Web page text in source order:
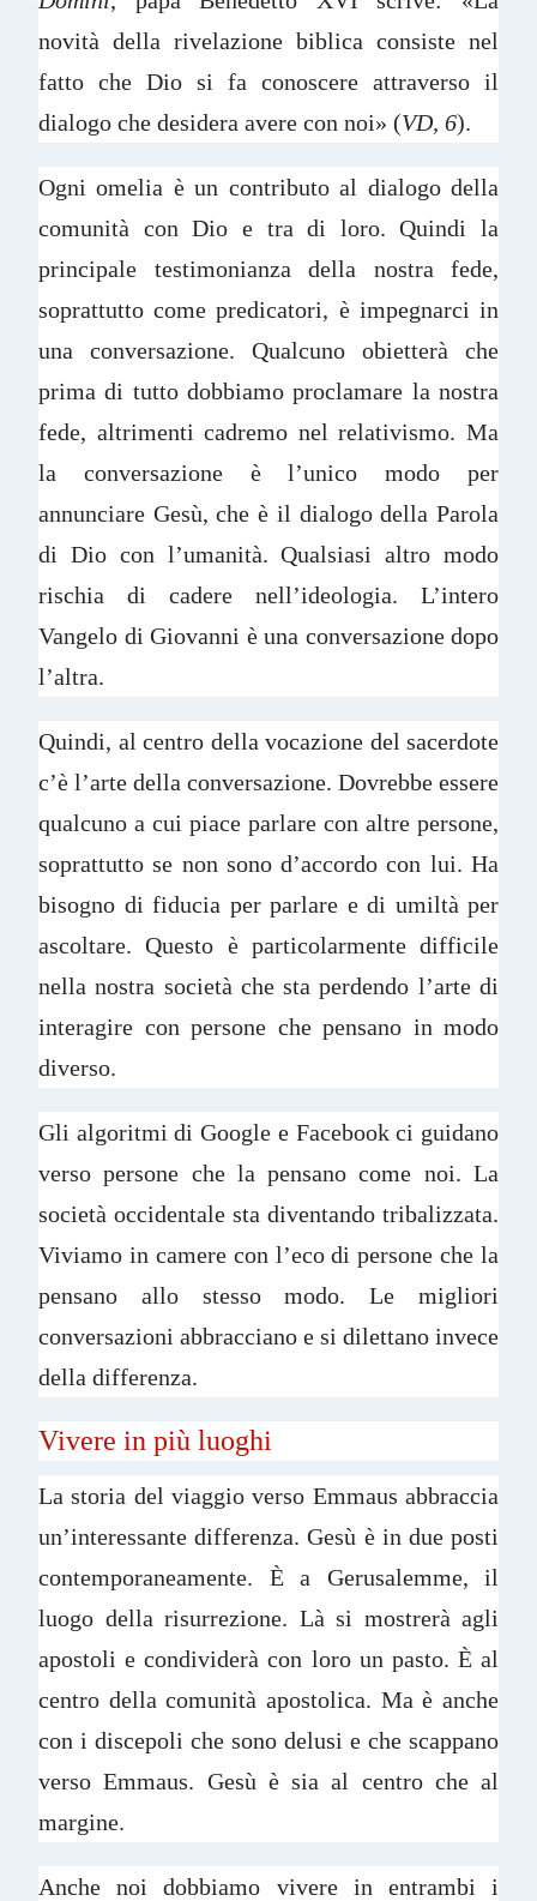
novità della rivelazione biblica consiste nel
fatto che Dio si fa conoscere attraverso il
dialogo che desidera avere con noi» (VD, 6).
Ogni omelia è un contributo al dialogo della
comunità con Dio e tra di loro. Quindi la
principale testimonianza della nostra fede,
soprattutto come predicatori, è impegnarci in
una conversazione. Qualcuno obietterà che
prima di tutto dobbiamo proclamare la nostra
fede, altrimenti cadremo nel relativismo. Ma
la conversazione è l’unico modo per
annunciare Gesù, che è il dialogo della Parola
di Dio con l’umanità. Qualsiasi altro modo
rischia di cadere nell’ideologia. L’intero
Vangelo di Giovanni è una conversazione dopo
l’altra.
Quindi, al centro della vocazione del sacerdote
c’è l’arte della conversazione. Dovrebbe essere
qualcuno a cui piace parlare con altre persone,
soprattutto se non sono d’accordo con lui. Ha
bisogno di fiducia per parlare e di umiltà per
ascoltare. Questo è particolarmente difficile
nella nostra società che sta perdendo l’arte di
interagire con persone che pensano in modo
diverso.
Gli algoritmi di Google e Facebook ci guidano
verso persone che la pensano come noi. La
società occidentale sta diventando tribalizzata.
Viviamo in camere con l’eco di persone che la
pensano allo stesso modo. Le migliori
conversazioni abbracciano e si dilettano invece
della differenza.
Vivere in più luoghi
La storia del viaggio verso Emmaus abbraccia
un’interessante differenza. Gesù è in due posti
contemporaneamente. È a Gerusalemme, il
luogo della risurrezione. Là si mostrerà agli
apostoli e condividerà con loro un pasto. È al
centro della comunità apostolica. Ma è anche
con i discepoli che sono delusi e che scappano
verso Emmaus. Gesù è sia al centro che al
margine.
Anche noi dobbiamo vivere in entrambi i